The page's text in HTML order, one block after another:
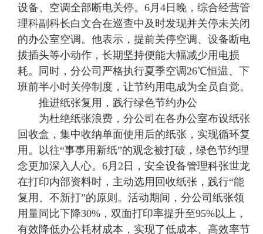
设备、空调全部断电关停。6月4日晚，综合经营管
理科副科长白文合在巡查中及时发现并关停未关闭
的办公室空调。他表示，提前关停空调、设备断电
拔插头等小动作，长期坚持便能大幅减少用电损
耗。同时，分公司严格执行夏季空调26℃恒温、下
班前半小时关停制度，让节约用电成为全员自觉。
推进纸张复用，践行绿色节约办公
为杜绝纸张浪费，分公司在各办公室布设纸张
回收盒，集中收纳单面使用后的纸张，实现循环复
用。以往“事事用新纸”的观念被打破，绿色节约理
念更加深入人心。6月2日，安全设备管理科张世龙
在打印内部资料时，主动选用回收纸张，践行“能
复用、不新打”的原则。活动期间，分公司纸张领
用量同比下降30%，双面打印率提升至95%以上，
有效降低办公耗材成本，实现了低成本、高效率节